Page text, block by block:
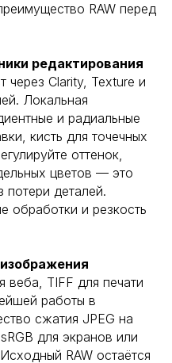
RAW перед
редактирования
через Clarity, Texture и
Локальная
и радиальные
кисть для точечных
оттенок,
цветов — это
потери деталей.
обработки и резкость
веба, TIFF для печати
работы в
сжатия JPEG на
для экранов или
RAW остаётся